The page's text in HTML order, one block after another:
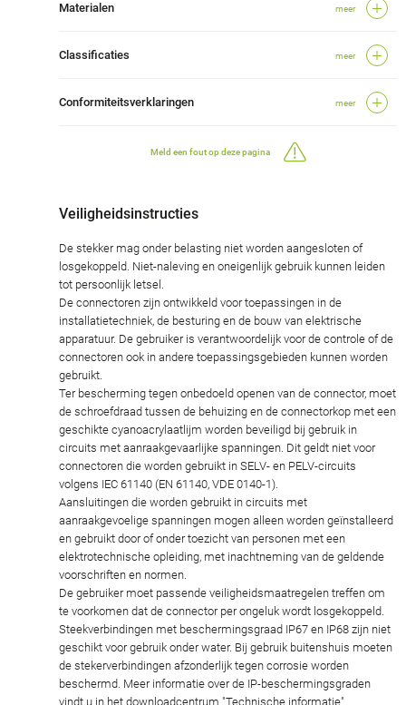
Materialen meer
Classificaties meer
Conformiteitsverklaringen meer
Meld een fout op deze pagina
Veiligheidsinstructies
De stekker mag onder belasting niet worden aangesloten of
losgekoppeld. Niet-naleving en oneigenlijk gebruik kunnen leiden
tot persoonlijk letsel.
De connectoren zijn ontwikkeld voor toepassingen in de
installatietechniek, de besturing en de bouw van elektrische
apparatuur. De gebruiker is verantwoordelijk voor de controle of de
connectoren ook in andere toepassingsgebieden kunnen worden
gebruikt.
Ter bescherming tegen onbedoeld openen van de connector, moet
de schroefdraad tussen de behuizing en de connectorkop met een
geschikte cyanoacrylaatlijm worden beveiligd bij gebruik in
circuits met aanraakgevaarlijke spanningen. Dit geldt niet voor
connectoren die worden gebruikt in SELV- en PELV-circuits
volgens IEC 61140 (EN 61140, VDE 0140-1).
Aansluitingen die worden gebruikt in circuits met
aanraakgevoelige spanningen mogen alleen worden geïnstalleerd
en gebruikt door of onder toezicht van personen met een
elektrotechnische opleiding, met inachtneming van de geldende
voorschriften en normen.
De gebruiker moet passende veiligheidsmaatregelen treffen om
te voorkomen dat de connector per ongeluk wordt losgekoppeld.
Steekverbindingen met beschermingsgraad IP67 en IP68 zijn niet
geschikt voor gebruik onder water. Bij gebruik buitenshuis moeten
de stekerverbindingen afzonderlijk tegen corrosie worden
beschermd. Meer informatie over de IP-beschermingsgraden
vindt u in het downloadcentrum "Technische informatie".